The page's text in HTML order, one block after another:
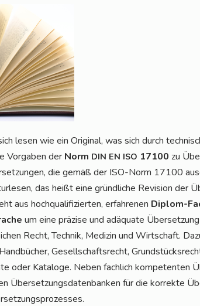
lesen wie ein Ori­gi­nal, was sich durch
Vor­ga­ben der Norm DIN EN ISO 17100 zu
die gemäß der ISO-Norm 17100
das heißt eine gründ­li­che Revi­si­on der
aus hoch­qua­li­fi­zier­ten, erfah­re­nen Diplom-
um eine prä­zi­se und adäqua­te
Recht, Tech­nik, Medi­zin und Wirt­schaft.
Gesell­schafts­recht,
oder Kata­lo­ge. Neben fach­lich kom­pe­ten­ten
Über­set­zungs­da­ten­ban­ken für die kor­rek­te